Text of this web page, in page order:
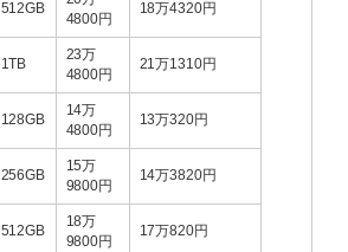
512GB
4800円
18万4320円
1TB
23万
4800円
21万1310円
128GB
14万
4800円
13万320円
256GB
15万
9800円
14万3820円
512GB
18万
9800円
17万820円